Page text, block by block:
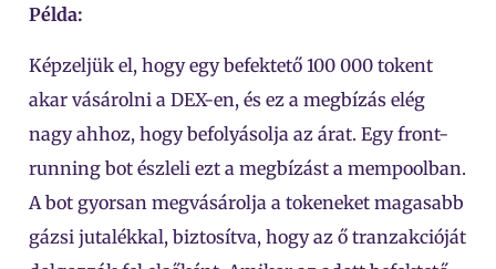
Példa:
Képzeljük el, hogy egy befektető 100 000 tokent
akar vásárolni a DEX-en, és ez a megbízás elég
nagy ahhoz, hogy befolyásolja az árat. Egy front-
running bot észleli ezt a megbízást a mempoolban.
A bot gyorsan megvásárolja a tokeneket magasabb
gázsi jutalékkal, biztosítva, hogy az ő tranzakcióját